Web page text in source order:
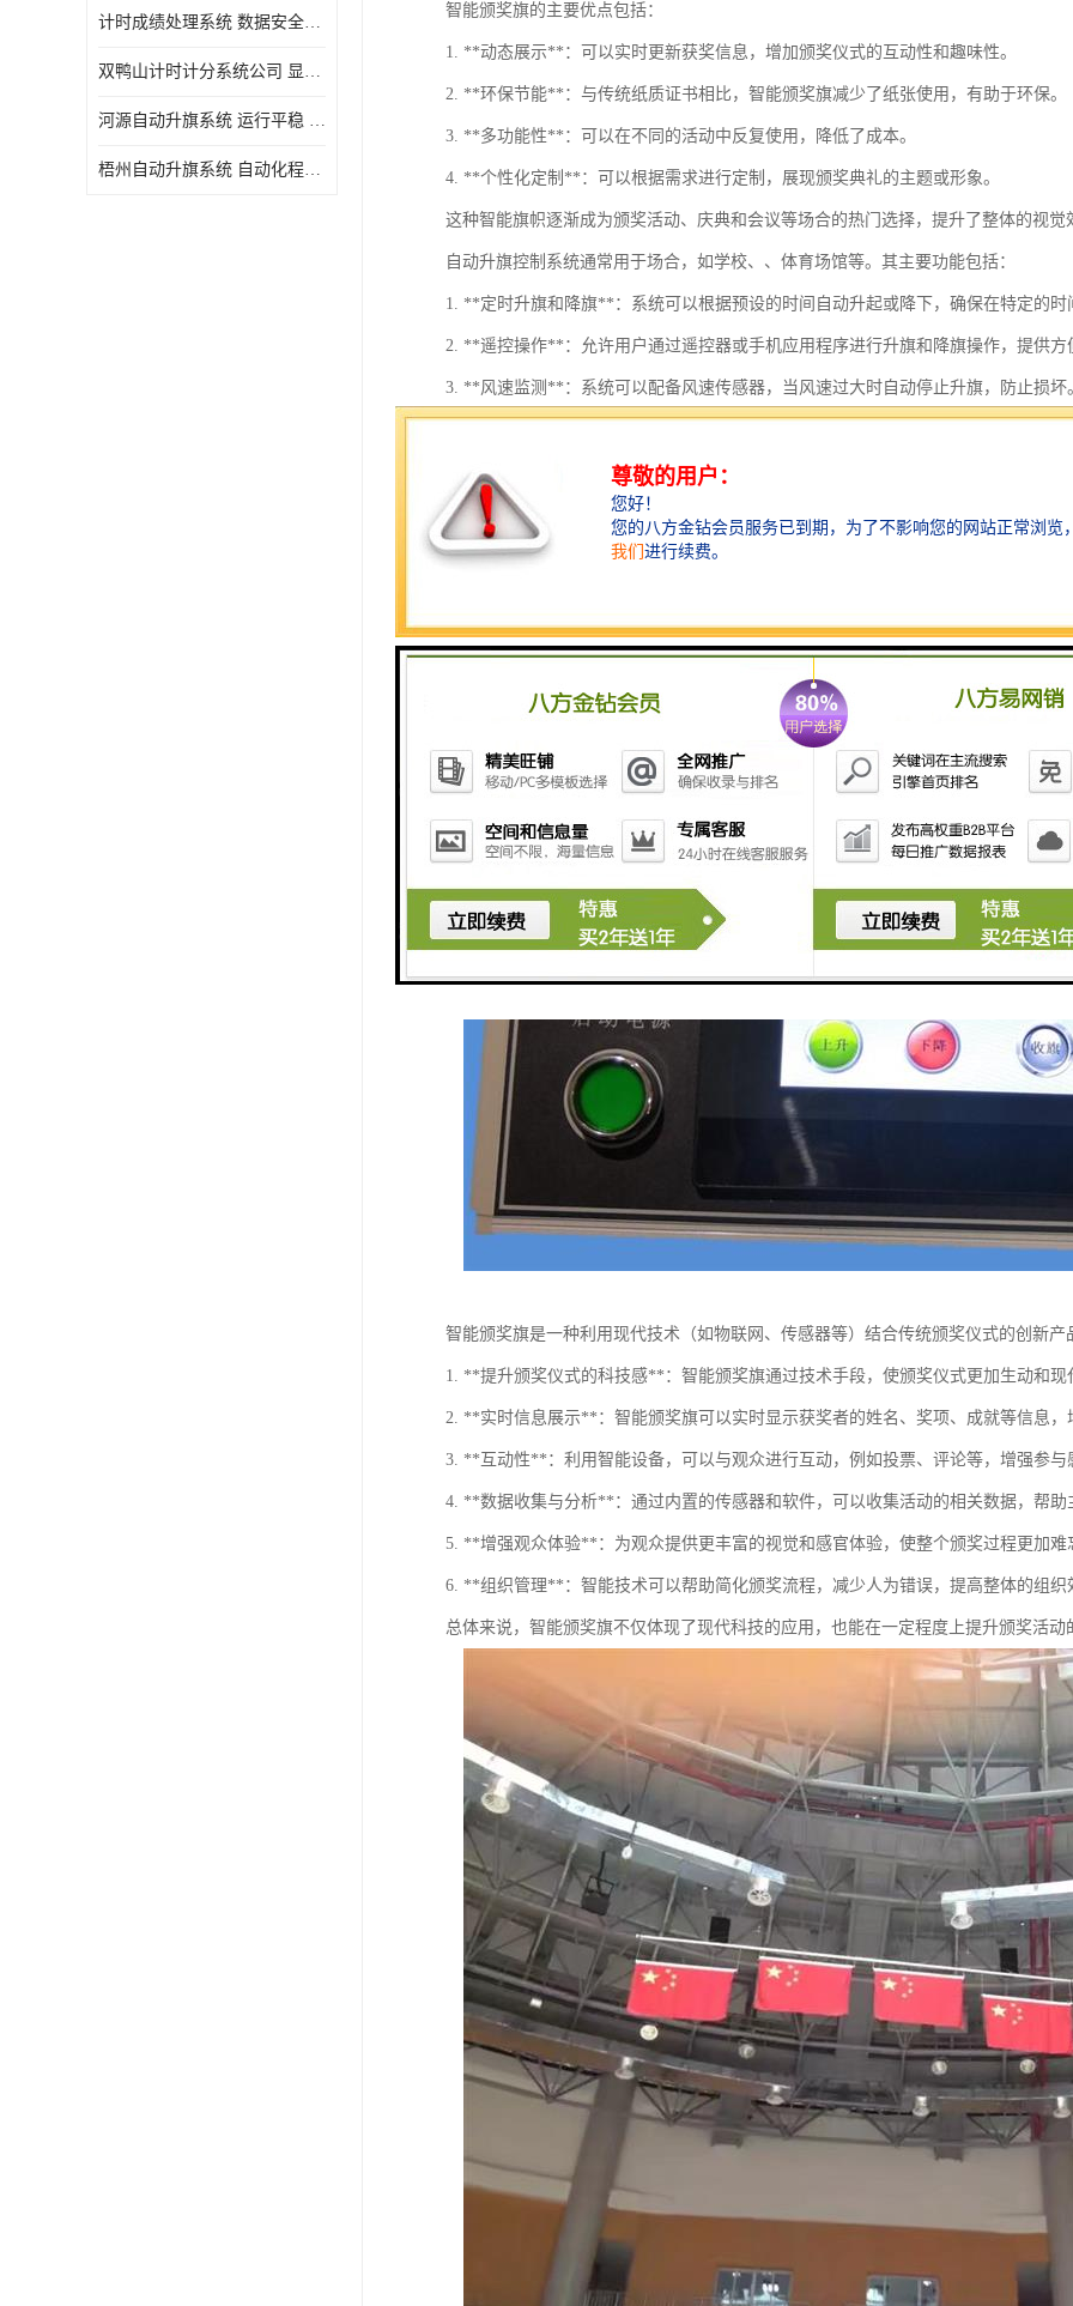
计时成绩处理系统 数据安全稳定准确 提升场馆形象 操作简便
双鸭山计时计分系统公司 显示效果好 提升场馆形象
河源自动升旗系统 运行平稳 设计简单 灵活
梧州自动升旗系统 自动化程度高 性价比高
智能颁奖旗的主要优点包括：
1. **动态展示**：可以实时更新获奖信息，增加颁奖仪式的互动性和趣味性。
2. **环保节能**：与传统纸质证书相比，智能颁奖旗减少了纸张使用，有助于环保。
3. **多功能性**：可以在不同的活动中反复使用，降低了成本。
4. **个性化定制**：可以根据需求进行定制，展现颁奖典礼的主题或形象。
这种智能旗帜逐渐成为颁奖活动、庆典和会议等场合的热门选择，提升了整体的视觉
自动升旗控制系统通常用于场合，如学校、、体育场馆等。其主要功能包括：
1. **定时升旗和降旗**：系统可以根据预设的时间自动升起或降下，确保在特定的时
2. **遥控操作**：允许用户通过遥控器或手机应用程序进行升旗和降旗操作，提供方
3. **风速监测**：系统可以配备风速传感器，当风速过大时自动停止升旗，防止损坏
5. **故障报警**：系统可检测到升旗设备的故障，并及时发出警报。
6. **远程监控**：支持远程监控功能，用户可以随时查看升旗状态以及系统运行状况
7. **多种升旗模式**：具备不同的升旗和降旗模式，如快速升旗、缓慢降旗等，以适
自动升旗控制系统的设计旨在提升升旗的便利性和规范性，同时确保的尊严和安全。
智能颁奖旗是一种利用现代技术（如物联网、传感器等）结合传统颁奖仪式的创新产
1. **提升颁奖仪式的科技感**：智能颁奖旗通过技术手段，使颁奖仪式更加生动和现
2. **实时信息展示**：智能颁奖旗可以实时显示获奖者的姓名、奖项、成就等信息，
3. **互动性**：利用智能设备，可以与观众进行互动，例如投票、评论等，增强参与
4. **数据收集与分析**：通过内置的传感器和软件，可以收集活动的相关数据，帮助
5. **增强观众体验**：为观众提供更丰富的视觉和感官体验，使整个颁奖过程更加难
6. **组织管理**：智能技术可以帮助简化颁奖流程，减少人为错误，提高整体的组织
总体来说，智能颁奖旗不仅体现了现代科技的应用，也能在一定程度上提升颁奖活动